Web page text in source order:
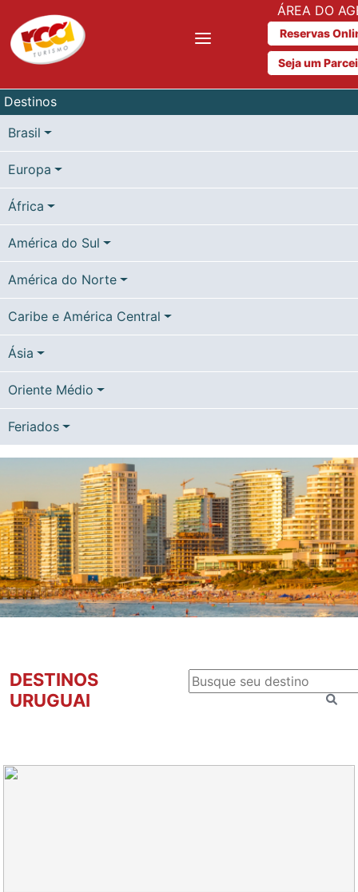
ÁREA DO
Reservas
Seja um
Destinos
Brasil
Europa
África
América do Sul
América do Norte
Caribe e América Central
Ásia
Oriente Médio
Feriados
DESTINOS
URUGUAI